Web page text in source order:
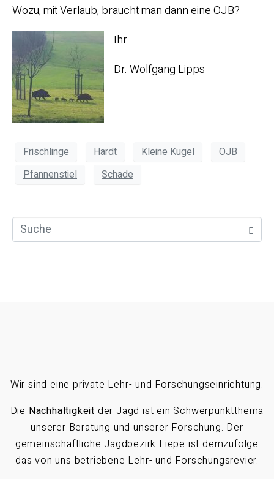
Wozu, mit Verlaub, braucht man dann eine OJB?
Ihr
Dr. Wolfgang Lipps
Frischlinge Hardt Kleine Kugel
OJB
Pfannenstiel
Schade
Wir sind eine private Lehr- und Forschungseinrichtung.
Die Nachhaltigkeit der Jagd ist ein Schwerpunktthema
unserer Beratung und unserer Forschung. Der
gemeinschaftliche Jagdbezirk Liepe ist demzufolge
das von uns betriebene Lehr- und Forschungsrevier.